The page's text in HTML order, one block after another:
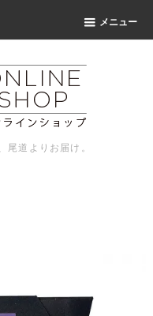
メニュー
道よりお届け。